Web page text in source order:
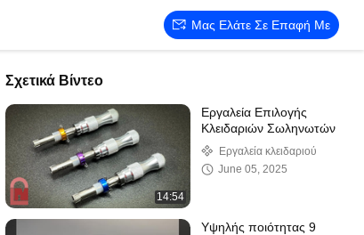
Μας Ελάτε Σε Επαφή Με
Σχετικά Βίντεο
14:54
Εργαλεία Επιλογής
Κλειδαριών Σωληνωτών
Εργαλεία κλειδαριού
June 05, 2025
Υψηλής ποιότητας 9